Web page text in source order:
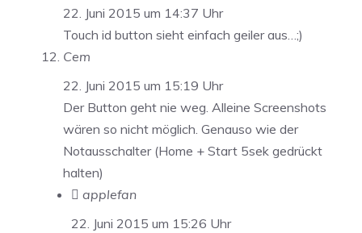
22. Juni 2015 um 14:37 Uhr
Touch id button sieht einfach geiler aus…;)
Cem
22. Juni 2015 um 15:19 Uhr
Der Button geht nie weg. Alleine Screenshots
wären so nicht möglich. Genauso wie der
Notausschalter (Home + Start 5sek gedrückt
halten)
 applefan
22. Juni 2015 um 15:26 Uhr